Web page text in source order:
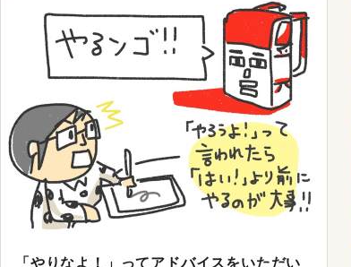
「やりなよ！」ってアドバイスをいただい